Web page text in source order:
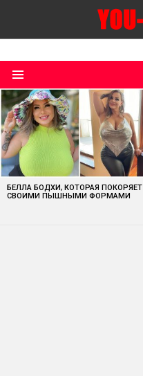
MOST
VIEWED
STORIES
БЕЛЛА БОДХИ, КОТОРАЯ ПОКОРЯЕТ
СВОИМИ ПЫШНЫМИ ФОРМАМИ